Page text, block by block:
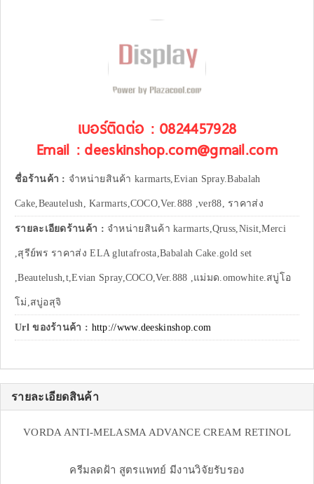
เบอร์ติดต่อ : 0824457928
Email : deeskinshop.com@gmail.com
ชื่อร้านค้า : จำหน่ายสินค้า karmarts,Evian Spray.Babalah
Cake,Beautelush, Karmarts,COCO,Ver.888 ,ver88, ราคาส่ง
รายละเอียดร้านค้า : จำหน่ายสินค้า karmarts,Qruss,Nisit,Merci
,สุรีย์พร ราคาส่ง ELA glutafrosta,Babalah Cake.gold set
,Beautelush,t,Evian Spray,COCO,Ver.888 ,แม่มด.omowhite.สบู่โอ
โม่,สบู่อสุจิ
Url ของร้านค้า : http://www.deeskinshop.com
รายละเอียดสินค้า
VORDA ANTI-MELASMA ADVANCE CREAM RETINOL
ครีมลดฝ้า สูตรแพทย์ มีงานวิจัยรับรอง